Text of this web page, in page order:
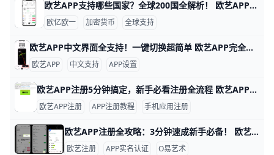
欧艺APP支持哪些国家？全球200国全解析！ 欧艺APP（也就是O易Oyi的交易应用）支持全球近200个国家和地区使用，但有些地方因为监管规则有限制。 比如亚洲的用户在越南、菲律宾、泰国、新加坡、中国香港、台湾、韩国和日本这些地方都能正常下载、注册和交易。 欧洲用户如英国、法国、西班牙、荷兰和俄罗斯也能轻松使用，支持法币充值和多种加密货币买卖。
欧亿欧一 加密货币 全球支持
欧艺APP中文界面全支持！一键切换超简单 欧艺APP完全支持中文界面，这让很多用户用起来很方便。根据官方指南和用户反馈，APP内有简体中文和繁体中文选项，能覆盖大部分交易和设置页面。例如，进入“我的”页面后，你会看到“语言”或“Language”按钮，一键切换后界面马上变成中文。
欧艺APP 中文支持 APP设置
欧艺APP注册5分钟搞定，新手必看注册全流程 欧艺APP注册其实非常简单，只要跟着几个关键步骤，基本能在几分钟内完成。对新手来说，最重要的是选对下载渠道、正确填写基本信息，并尽快开启安全保护功能。这样不仅能快速拿到账户，还能让登录和使用过程更安心。
欧艺APP注册 APP注册教程 手机应用注册
欧艺APP注册全攻略：3分钟速成新手必备！ 欧艺APP注册过程简单快速，通常只需几分钟就能完成。基本需要手机号或邮箱地址作为账号，比如用你的常用手机号“138XXXXXXX”或“”来注册，还得设置一个强密码，包含大小写字母、数字和符号，例如“Abc123!@#”。这些信息能帮你快速创建账户并接收验证码验证。
欧艺注册 APP实名认证 O易艺术